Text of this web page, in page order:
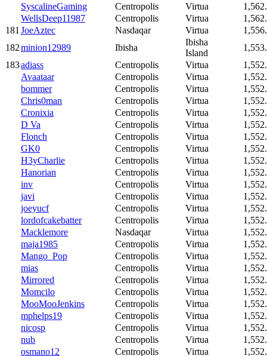
SyscalineGaming
Centropolis Virtua
WellsDeep11987
Centropolis Virtua
181 JoeAztec Nasdaqar Virtua
182minion12989 Ibisha
Ibisha
Island
183adiass Centropolis Virtua
Avaataar
Centropolis Virtua
bommer
Centropolis Virtua
Chris0man
Centropolis Virtua
Cronixia
Centropolis Virtua
D Va
Centropolis Virtua
Flonch
Centropolis Virtua
GK0
Centropolis Virtua
H3yCharlie
Centropolis Virtua
Hanorian
Centropolis Virtua
inv
Centropolis Virtua
javi
Centropolis Virtua
joeyucf
Centropolis Virtua
lordofcakebatter
Centropolis Virtua
Macklemore
Nasdaqar Virtua
maja1985
Centropolis Virtua
Mango_Pop
Centropolis Virtua
mias
Centropolis Virtua
Mirrored
Centropolis Virtua
Momcilo
Centropolis Virtua
MooMooJenkins
Centropolis Virtua
mphelps19
Centropolis Virtua
nicosp
Centropolis Virtua
nub
Centropolis Virtua
osmano12
Centropolis Virtua